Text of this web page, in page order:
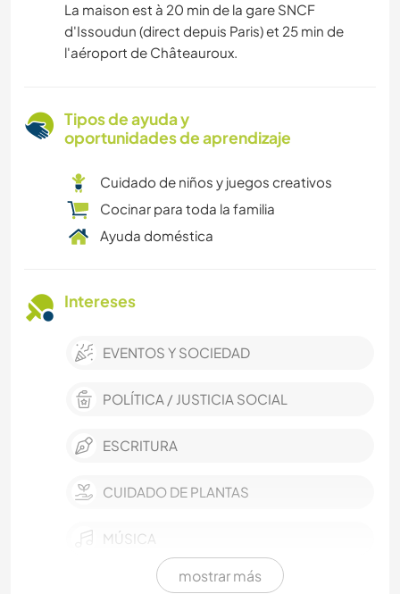
La maison est à 20 min de la gare SNCF
d'Issoudun (direct depuis Paris) et 25 min de
l'aéroport de Châteauroux.
Tipos de ayuda y
oportunidades de aprendizaje
Cuidado de niños y juegos creativos
Cocinar para toda la familia
Ayuda doméstica
Intereses
EVENTOS Y SOCIEDAD
POLÍTICA / JUSTICIA SOCIAL
ESCRITURA
CUIDADO DE PLANTAS
MÚSICA
mostrar más